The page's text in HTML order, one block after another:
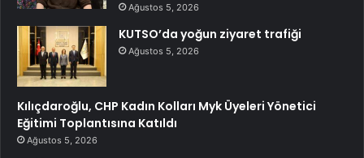
Ağustos 5, 2026
KUTSO’da yoğun ziyaret trafiği
Ağustos 5, 2026
Kılıçdaroğlu, CHP Kadın Kolları Myk Üyeleri Yönetici
Eğitimi Toplantısına Katıldı
Ağustos 5, 2026